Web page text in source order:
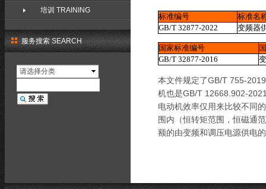
服务搜索 SEARCH
请选择分类
标准编号
标准名
GB/T 32877-2022
变频器
国家标准编号
国
GB/T 32877-2016
本文件规定了GB/T 755-
机也是GB/T 12668.902-
电动机效率仅用来比较不同
围内（恒转矩范围，恒磁通
额的由变频和调压电源供电
培训 TRAINING